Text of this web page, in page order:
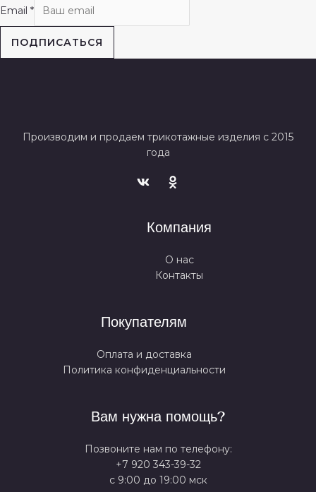
Email *
ПОДПИСАТЬСЯ
Производим и продаем трикотажные изделия с 2015
года
Компания
О нас
Контакты
Покупателям
Оплата и доставка
Политика конфиденциальности
Вам нужна помощь?
Позвоните нам по телефону:
+7 920 343-39-32
с 9:00 до 19:00 мск